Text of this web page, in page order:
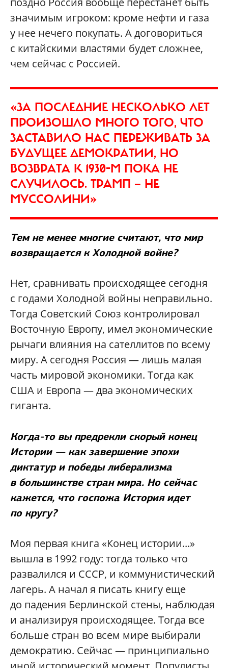
значимым игроком: кроме нефти и газа
у нее нечего покупать. А договориться
с китайскими властями будет сложнее,
чем сейчас с Россией.
«ЗА ПОСЛЕДНИЕ НЕСКОЛЬКО ЛЕТ
ПРОИЗОШЛО МНОГО ТОГО, ЧТО
ЗАСТАВИЛО НАС ПЕРЕЖИВАТЬ ЗА
БУДУЩЕЕ ДЕМОКРАТИИ, НО
ВОЗВРАТА К 1930-М ПОКА НЕ
СЛУЧИЛОСЬ. ТРАМП — НЕ
МУССОЛИНИ»
Тем не менее многие считают, что мир
возвращается к Холодной войне?
Нет, сравнивать происходящее сегодня
с годами Холодной войны неправильно.
Тогда Советский Союз контролировал
Восточную Европу, имел экономические
рычаги влияния на сателлитов по всему
миру. А сегодня Россия — лишь малая
часть мировой экономики. Тогда как
США и Европа — два экономических
гиганта.
Когда-то вы предрекли скорый конец
Истории — как завершение эпохи
диктатур и победы либерализма
в большинстве стран мира. Но сейчас
кажется, что госпожа История идет
по кругу?
Моя первая книга «Конец истории...»
вышла в 1992 году: тогда только что
развалился и СССР, и коммунистический
лагерь. А начал я писать книгу еще
до падения Берлинской стены, наблюдая
и анализируя происходящее. Тогда все
больше стран во всем мире выбирали
демократию. Сейчас — принципиально